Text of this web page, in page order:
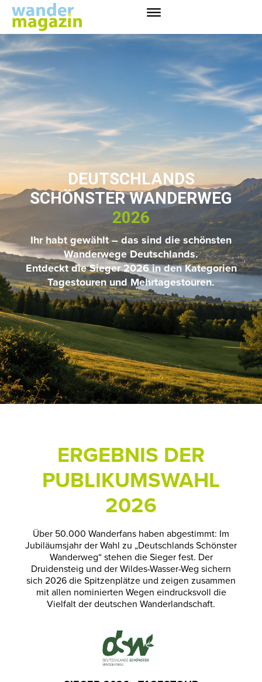
DEUTSCHLANDS
SCHÖNSTER WANDERWEG
2026
Ihr habt gewählt – das sind die schönsten
Wanderwege Deutschlands.
Entdeckt die Sieger 2026 in den Kategorien
Tagestouren und Mehrtagestouren.
ERGEBNIS DER
PUBLIKUMSWAHL
2026
Über 50.000 Wanderfans haben abgestimmt: Im
Jubiläumsjahr der Wahl zu „Deutschlands Schönster
Wanderweg“ stehen die Sieger fest. Der
Druidensteig und der Wildes-Wasser-Weg sichern
sich 2026 die Spitzenplätze und zeigen zusammen
mit allen nominierten Wegen eindrucksvoll die
Vielfalt der deutschen Wanderlandschaft.